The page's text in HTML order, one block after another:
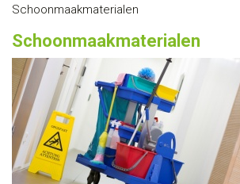
Schoonmaakmaterialen
Schoonmaakmaterialen